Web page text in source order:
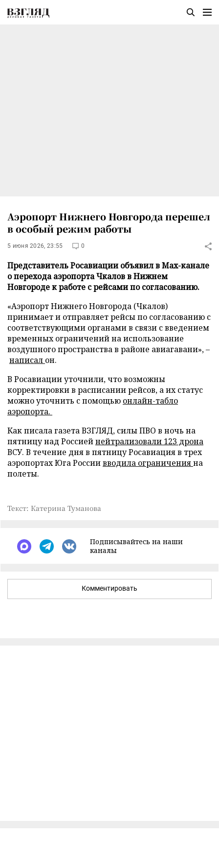
Аэропорт Нижнего Новгорода перешел
в особый режим работы
5 июня 2026, 23:55 0
Представитель Росавиации объявил в Max-канале
о перехода аэропорта Чкалов в Нижнем
Новгороде к работе с рейсами по согласованию.
«Аэропорт Нижнего Новгорода (Чкалов)
принимает и отправляет рейсы по согласованию с
соответствующими органами в связи с введением
временных ограничений на использование
воздушного пространства в районе авиагавани», –
написал он.
В Росавиации уточнили, что возможны
корректировки в расписании рейсов, а их статус
можно уточнить с помощью онлайн-табло
аэропорта.
Как писала газета ВЗГЛЯД, силы ПВО в ночь на
пятницу над Россиейнейтрализовали 123 дрона
ВСУ. В течение дня в пятницу Росавиация в трех
аэропортах Юга Россиивводила ограниченияна
полеты.
Текст: Катерина Туманова
Подписывайтесь на наши
каналы
Комментировать